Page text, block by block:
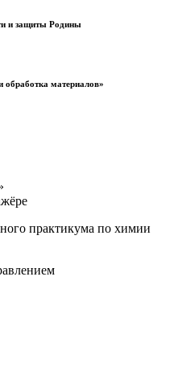
и защиты Родины
обработка материалов»
практикума по химии